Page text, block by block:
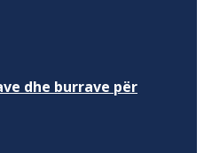
dhe burrave për